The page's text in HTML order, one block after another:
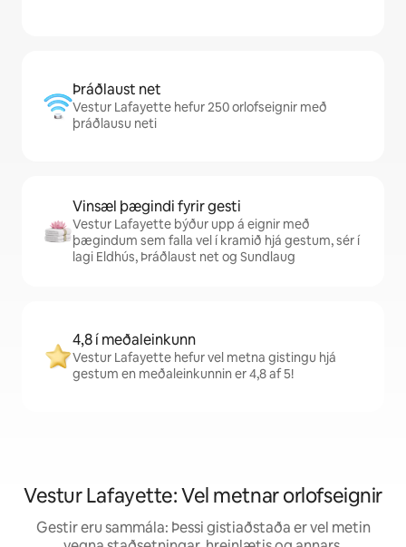
Þráðlaust net
Vestur Lafayette hefur 250 orlofseignir með
þráðlausu neti
Vinsæl þægindi fyrir gesti
Vestur Lafayette býður upp á eignir með
þægindum sem falla vel í kramið hjá gestum, sér í
lagi Eldhús, Þráðlaust net og Sundlaug
4,8 í meðaleinkunn
Vestur Lafayette hefur vel metna gistingu hjá
gestum en meðaleinkunnin er 4,8 af 5!
Vestur Lafayette: Vel metnar orlofseignir
Gestir eru sammála: Þessi gistiaðstaða er vel metin